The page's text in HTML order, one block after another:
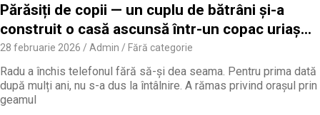
Părăsiți de copii — un cuplu de bătrâni și-a
construit o casă ascunsă într-un copac uriaș…
28 februarie 2026 Admin Fără categorie
Radu a închis telefonul fără să-și dea seama. Pentru prima dată
după mulți ani, nu s-a dus la întâlnire. A rămas privind orașul prin
geamul